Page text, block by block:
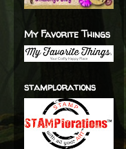
My Favorite Things
stamplorations